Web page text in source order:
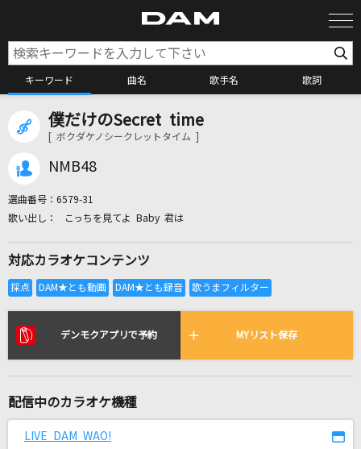
キーワード 曲名 歌手名 歌詞
カラオケ検索
全国りれき
リアルタイムで歌われている曲の一覧
オルフェンズの涙
僕だけのSecret time
[ ボクダケノシークレットタイム ]
NMB48
選曲番号： 6579-31
こっちを見てよ Baby 君は
対応カラオケコンテンツ
デンモクアプリで予約 MYリスト保存
配信中のカラオケ機種
LIVE DAM WAO!